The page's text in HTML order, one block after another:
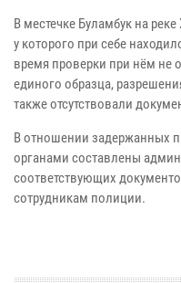
В местечке Буламбук на
у которого при себе
время проверки при нём не
единого образца,
также отсутствовали
В отношении задержанных
органами составлены
соответствующих
сотрудникам полиции.